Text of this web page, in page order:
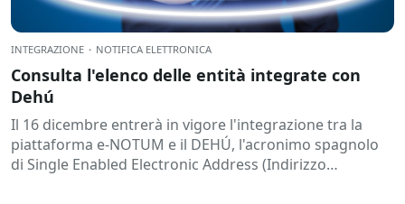
INTEGRAZIONE · NOTIFICA ELETTRONICA
Consulta l'elenco delle entità integrate con
Dehú
Il 16 dicembre entrerà in vigore l'integrazione tra la
piattaforma e-NOTUM e il DEHÚ, l'acronimo spagnolo
di Single Enabled Electronic Address (Indirizzo